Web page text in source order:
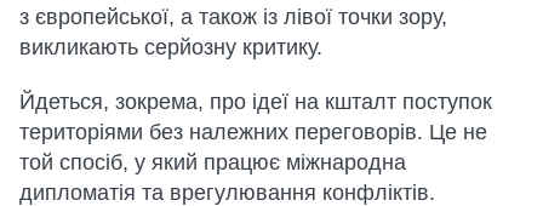
з європейської, а також із лівої точки зору,
викликають серйозну критику.
Йдеться, зокрема, про ідеї на кшталт поступок
територіями без належних переговорів. Це не
той спосіб, у який працює міжнародна
дипломатія та врегулювання конфліктів.